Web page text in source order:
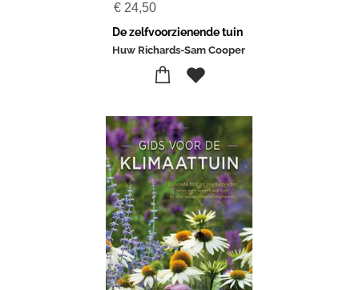
€ 24,50
De zelfvoorzienende tuin
Huw Richards-Sam Cooper